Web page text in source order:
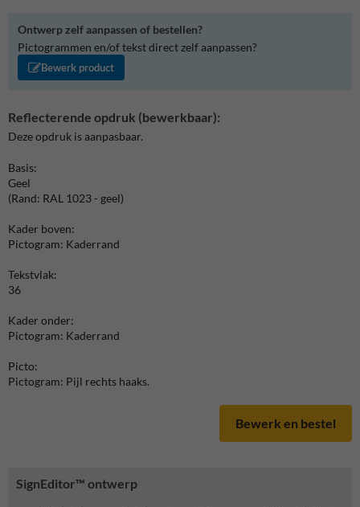
SignEditor™ ontwerp
Ontwerp zelf aanpassen of bestellen?
Pictogrammen en/of tekst direct zelf aanpassen?
Bewerk product
Reflecterende opdruk (bewerkbaar):
Deze opdruk is aanpasbaar.
Basis:
Geel
(Rand: RAL 1023 - geel)
Kader boven:
Pictogram: Kaderrand
Tekstvlak:
36
Kader onder:
Pictogram: Kaderrand
Picto:
Pictogram: Pijl rechts haaks.
Bewerk en bestel